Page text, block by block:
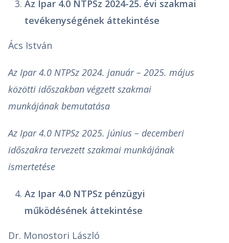
Az Ipar 4.0 NTPSz 2024-25. évi szakmai
tevékenységének áttekintése
Ács István
Az Ipar 4.0 NTPSz 2024. január – 2025. május
közötti időszakban végzett szakmai
munkájának bemutatása
Az Ipar 4.0 NTPSz 2025. június – decemberi
időszakra tervezett szakmai munkájának
ismertetése
Az Ipar 4.0 NTPSz pénzügyi
működésének áttekintése
Dr. Monostori László